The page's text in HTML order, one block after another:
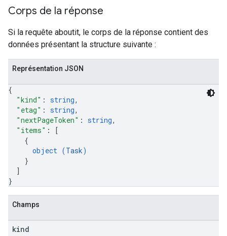
Corps de la réponse
Si la requête aboutit, le corps de la réponse contient des
données présentant la structure suivante :
Représentation JSON
{
"kind" : string,
"etag" : string,
"nextPageToken" : string,
"items" :
[
{
object (Task)
}
]
}
Champs
kind